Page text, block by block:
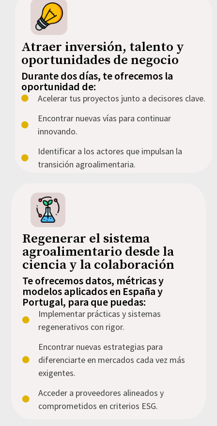
Atraer inversión, talento y
oportunidades de negocio
Durante dos días, te ofrecemos la
oportunidad de:
Acelerar tus proyectos junto a decisores clave.
Encontrar nuevas vías para continuar
innovando.
Identificar a los actores que impulsan la
transición agroalimentaria.
Regenerar el sistema
agroalimentario desde la
ciencia y la colaboración
Te ofrecemos datos, métricas y
modelos aplicados en España y
Portugal, para que puedas:
Implementar prácticas y sistemas
regenerativos con rigor.
Encontrar nuevas estrategias para
diferenciarte en mercados cada vez más
exigentes.
Acceder a proveedores alineados y
comprometidos en criterios ESG.